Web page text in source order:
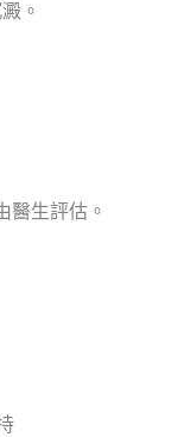
。
醫生評估。